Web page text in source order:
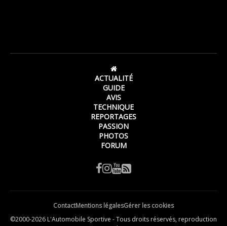
ACTUALITÉ
GUIDE
AVIS
TECHNIQUE
REPORTAGES
PASSION
PHOTOS
FORUM
ContactMentions légalesGérer les cookies
©2000-2026 L'Automobile Sportive - Tous droits réservés, reproduction